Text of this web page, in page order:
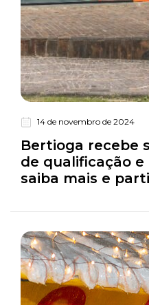
14 de novembro de 2024
Bertioga recebe
de qualificação
saiba mais e